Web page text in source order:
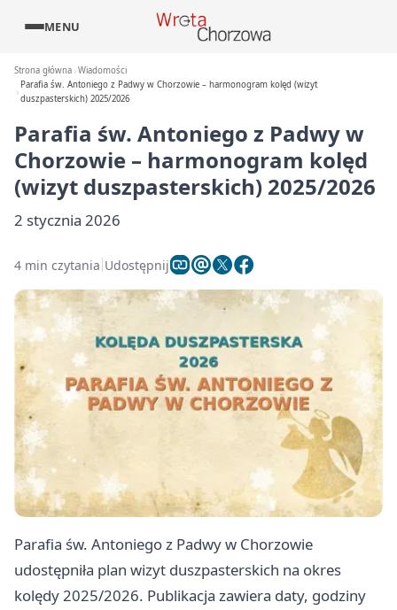
MENU
Strona główna Wiadomości
Parafia św. Antoniego z Padwy w Chorzowie – harmonogram kolęd (wizyt
duszpasterskich) 2025/2026
Parafia św. Antoniego z Padwy w
Chorzowie – harmonogram kolęd
(wizyt duszpasterskich) 2025/2026
2 stycznia 2026
4 min czytania Udostępnij
Parafia św. Antoniego z Padwy w Chorzowie
udostępniła plan wizyt duszpasterskich na okres
kolędy 2025/2026. Publikacja zawiera daty, godziny